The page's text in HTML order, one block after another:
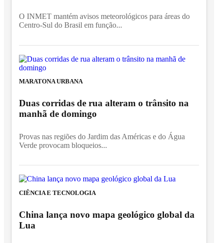
O INMET mantém avisos meteorológicos para áreas do
Centro-Sul do Brasil em função...
MARATONA URBANA
Duas corridas de rua alteram o trânsito na
manhã de domingo
Provas nas regiões do Jardim das Américas e do Água
Verde provocam bloqueios...
CIÊNCIA E TECNOLOGIA
China lança novo mapa geológico global da
Lua